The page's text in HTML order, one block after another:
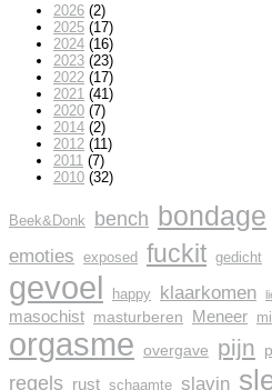
2026 (2)
2025 (17)
2024 (16)
2023 (23)
2022 (17)
2021 (41)
2020 (7)
2014 (2)
2012 (11)
2011 (7)
2010 (32)
Beek&Donk bench bondage
emoties exposed fuckit gedicht
gevoel happy klaarkomen
masochist masturberen Meneer
orgasme overgave pijn
regels rust schaamte slavin